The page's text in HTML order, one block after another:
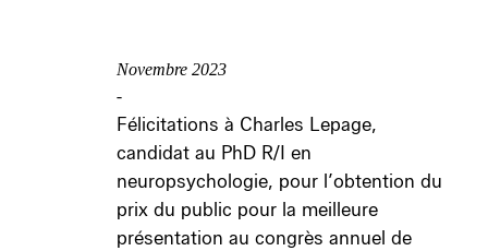
Novembre 2023
-
Félicitations à Charles Lepage,
candidat au PhD R/I en
neuropsychologie, pour l’obtention du
prix du public pour la meilleure
présentation au congrès annuel de